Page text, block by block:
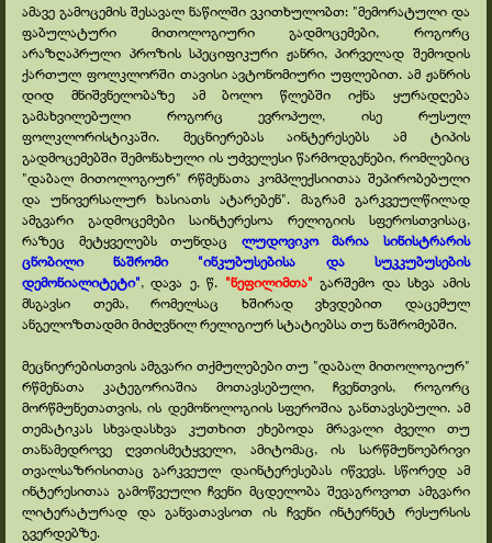
ამავე გამოცემის შესავალ ნაწილში ვკითხულობთ: "მემორატული და
ფაბულატური მითოლოგიური გადმოცემები, როგორც
არაზღაპრული პროზის სპეციფიკური ჟანრი, პირველად შემოდის
ქართულ ფოლკლორში თავისი ავტონომიური უფლებით. ამ ჟანრის
დიდ მნიშვნელობაზე ამ ბოლო წლებში იქნა ყურადღება
გამახვილებული როგორც ევროპულ, ისე რუსულ
ფოლკლორისტიკაში. მეცნიერებას აინტერესებს ამ ტიპის
გადმოცემებში შემონახული ის უძველესი წარმოდგენები, რომლებიც
"დაბალ მითოლოგიურ" რწმენათა კომპლექსიითაა შეპირობებული
და უნივერსალურ ხასიათს ატარებენ". მაგრამ გარკვეულწილად
ამგვარი გადმოცემები საინტერესოა რელიგიის სფეროსთვისაც,
რაზეც მეტყველებს თუნდაც ლუდოვიკო მარია სინისტრარის
ცნობილი ნაშრომი "ინკუბუსებისა და სუკკუბუსების
დემონიალიტეტი", დავა ე. წ. "ნეფილიმთა" გარშემო და სხვა ამის
მსგავსი თემა, რომელსაც ხშირად ვხვდებით დაცემულ
ანგელოზთადმი მიძღვნილ რელიგიურ სტატიებსა თუ ნაშრომებში.
მეცნიერებისთვის ამგვარი თქმულებები თუ "დაბალ მითოლოგიურ"
რწმენათა კატეგორიაშია მოთავსებული, ჩვენთვის, როგორც
მორწმუნეთათვის, ის დემონოლოგიის სფეროშია განთავსებული. ამ
თემატიკას სხვადასხვა კუთხით ეხებოდა მრავალი ძველი თუ
თანამედროვე ღვთისმეტყველი, ამიტომაც, ის სარწმუნოებრივი
თვალსაზრისითაც გარკვეულ დაინტერესებას იწვევს. სწორედ ამ
ინტერესითაა გამოწვეული ჩვენი მცდელობა შევაგროვოთ ამგვარი
ლიტერატურად და განვათავსოთ ის ჩვენი ინტერნეტ რესურსის
გვერდებზე.